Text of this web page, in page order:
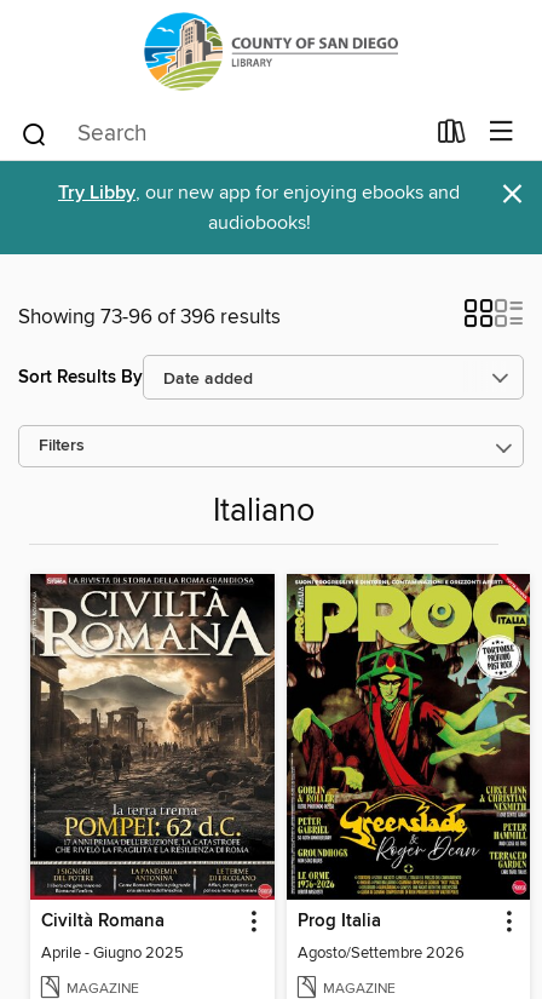
Try Libby, our new app for enjoying ebooks and
audiobooks!
×
Showing 73-96 of 396 results
Sort Results By
Filters
Italiano
Civiltà Romana
Aprile - Giugno 2025
MAGAZINE
Prog Italia
Agosto/Settembre 2026
MAGAZINE